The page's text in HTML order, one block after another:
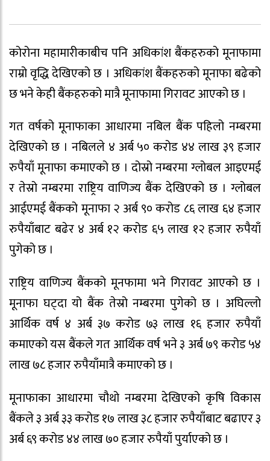
कोरोना महामारीकाबीच पनि अधिकांश बैंकहरुको मूनाफामा
राम्रो वृद्धि देखिएको छ । अधिकांश बैंकहरुको मूनाफा बढेको
छ भने केही बैंकहरुको मात्रै मूनाफामा गिरावट आएको छ ।
गत वर्षको मूनाफाका आधारमा नबिल बैंक पहिलो नम्बरमा
देखिएको छ । नबिलले ४ अर्ब ५० करोड ४४ लाख ३९ हजार
रुपैयाँ मूनाफा कमाएको छ । दोस्रो नम्बरमा ग्लोबल आइएमई
र तेस्रो नम्बरमा राष्ट्रिय वाणिज्य बैंक देखिएको छ । ग्लोबल
आईएमई बैंकको मूनाफा २ अर्ब ९० करोड ८६ लाख ६४ हजार
रुपैयाँबाट बढेर ४ अर्ब १२ करोड ६५ लाख १२ हजार रुपैयाँ
पुगेको छ ।
राष्ट्रिय वाणिज्य बैंकको मूनफामा भने गिरावट आएको छ ।
मूनाफा घट्दा यो बैंक तेस्रो नम्बरमा पुगेको छ । अघिल्लो
आर्थिक वर्ष ४ अर्ब ३७ करोड ७३ लाख १६ हजार रुपैयाँ
कमाएको यस बैंकले गत आर्थिक वर्ष भने ३ अर्ब ७९ करोड ५४
लाख ७८ हजार रुपैयाँमात्रै कमाएको छ ।
मूनाफाका आधारमा चौथो नम्बरमा देखिएको कृषि विकास
बैंकले ३ अर्ब ३३ करोड १७ लाख ३८ हजार रुपैयाँबाट बढाएर ३
अर्ब ६९ करोड ४४ लाख ७० हजार रुपैयाँ पुर्याएको छ ।